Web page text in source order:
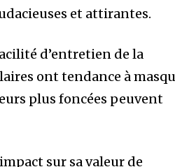
et attirantes.
d’entretien de la
ont tendance à
plus foncées peuvent
sur sa valeur de